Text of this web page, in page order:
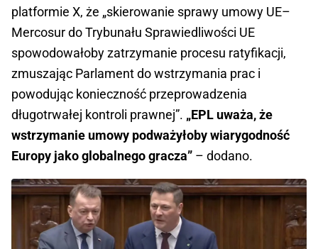
platformie X, że „skierowanie sprawy umowy UE–
Mercosur do Trybunału Sprawiedliwości UE
spowodowałoby zatrzymanie procesu ratyfikacji,
zmuszając Parlament do wstrzymania prac i
powodując konieczność przeprowadzenia
długotrwałej kontroli prawnej”. „EPL uważa, że
wstrzymanie umowy podważyłoby wiarygodność
Europy jako globalnego gracza” – dodano.